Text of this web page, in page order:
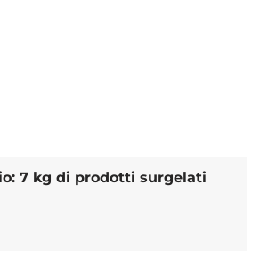
7 kg di prodotti surgelati